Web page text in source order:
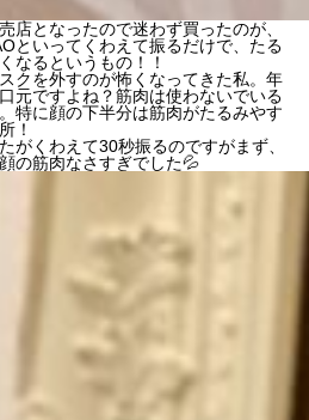
店となったので迷わず買ったのが、
といってくわえて振るだけで、たる
なるというもの！！
クを外すのが怖くなってきた私。年
元ですよね？筋肉は使わないでいる
特に顔の下半分は筋肉がたるみやす
！
がくわえて30秒振るのですがまず、
の筋肉なさすぎでした💦